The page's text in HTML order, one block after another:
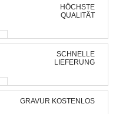
HÖCHSTE
QUALITÄT
SCHNELLE
LIEFERUNG
GRAVUR KOSTENLOS